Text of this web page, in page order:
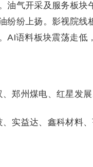
油气开采及服务板
纷纷上扬。影视院
AI语料板块震荡走低
、郑州煤电、红星发
、实益达、鑫科材料